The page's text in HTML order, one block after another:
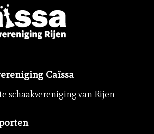
Caïssa
schaakvereniging van Rijen